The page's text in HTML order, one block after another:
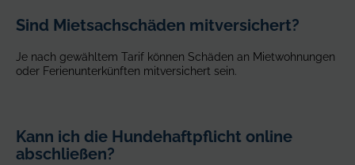
Sind Mietsachschäden mitversichert?
Je nach gewähltem Tarif können Schäden an Mietwohnungen
oder Ferienunterkünften mitversichert sein.
Kann ich die Hundehaftpflicht online
abschließen?